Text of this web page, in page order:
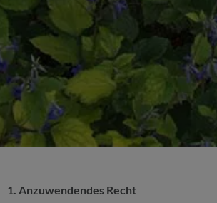
1. Anzuwendendes Recht